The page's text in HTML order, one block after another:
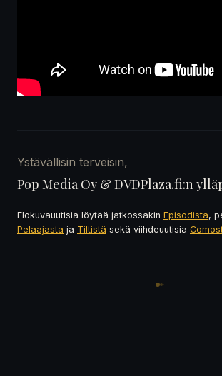
Ystävällisin terveisin,
Pop Media Oy & DVDPlaza.fi:n
Elokuvauutisia löytää jatkossakin Episodista,
Pelaajasta ja Tiltistä sekä viihdeuutisia